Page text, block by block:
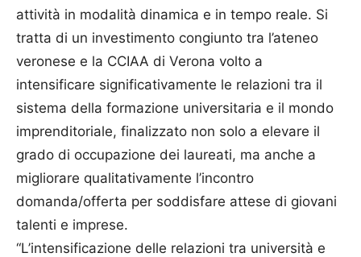
attività in modalità dinamica e in tempo reale. Si
tratta di un investimento congiunto tra l’ateneo
veronese e la CCIAA di Verona volto a
intensificare significativamente le relazioni tra il
sistema della formazione universitaria e il mondo
imprenditoriale, finalizzato non solo a elevare il
grado di occupazione dei laureati, ma anche a
migliorare qualitativamente l’incontro
domanda/offerta per soddisfare attese di giovani
talenti e imprese.
“L’intensificazione delle relazioni tra università e